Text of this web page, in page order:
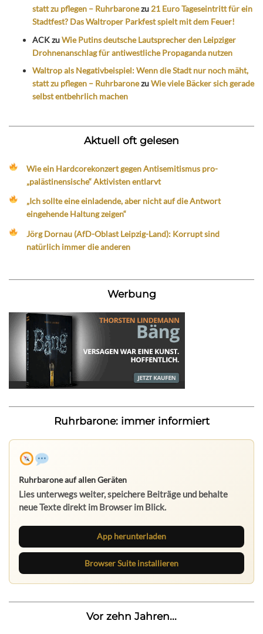
statt zu pflegen – Ruhrbaronezu 21 Euro Tageseintritt für ein
Stadtfest? Das Waltroper Parkfest spielt mit dem Feuer!
ACKzuWie Putins deutsche Lautsprecher den Leipziger
Drohnenanschlag für antiwestliche Propaganda nutzen
Waltrop als Negativbeispiel: Wenn die Stadt nur noch mäht,
statt zu pflegen – RuhrbaronezuWie viele Bäcker sich gerade
selbst entbehrlich machen
Aktuell oft gelesen
Wie ein Hardcorekonzert gegen Antisemitismus pro-
„palästinensische“ Aktivisten entlarvt
„Ich sollte eine einladende, aber nicht auf die Antwort
eingehende Haltung zeigen“
Jörg Dornau (AfD-Oblast Leipzig-Land): Korrupt sind
natürlich immer die anderen
Werbung
Ruhrbarone: immer informiert
Ruhrbarone auf allen Geräten
Lies unterwegs weiter, speichere Beiträge und behalte
neue Texte direkt im Browser im Blick.
App herunterladen
Browser Suite installieren
Vor zehn Jahren...